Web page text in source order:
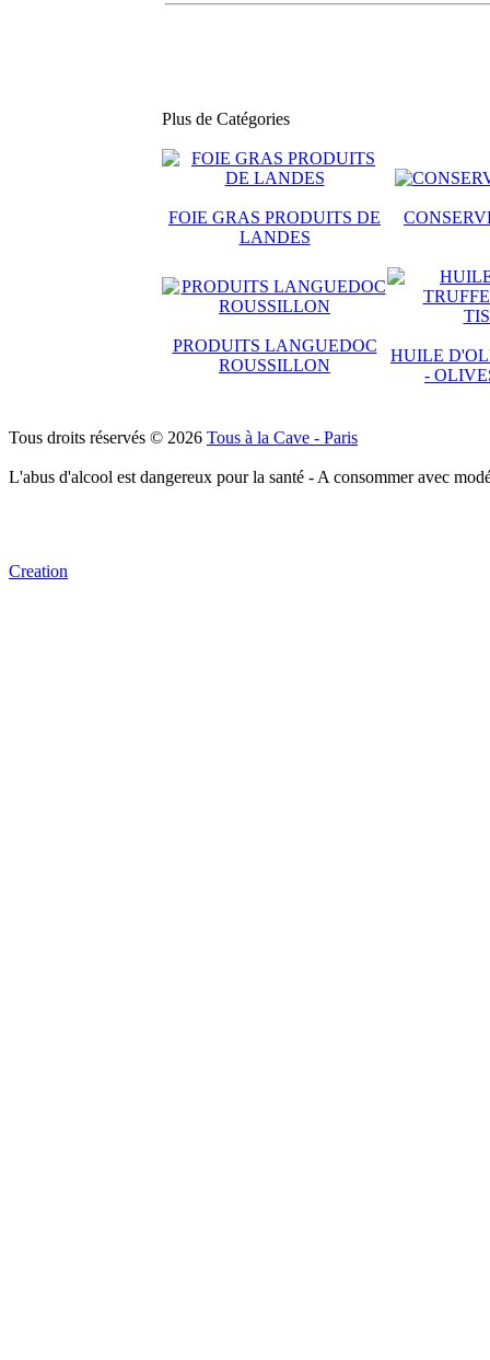
Plus de Catégories
FOIE GRAS PRODUITS DE
LANDES
PRODUITS LANGUEDOC
ROUSSILLON
HUILE
-
Tous droits réservés © 2026 Tous à la Cave - Paris
L'abus d'alcool est dangereux pour la santé - A consommer avec
Creation